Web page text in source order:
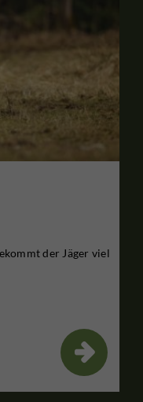
der Jäger viel
